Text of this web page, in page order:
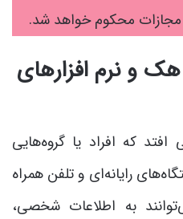
و نرم افزارهای
که افراد یا گروه‌هایی
رایانه‌ای و تلفن همراه
به اطلاعات شخصی،